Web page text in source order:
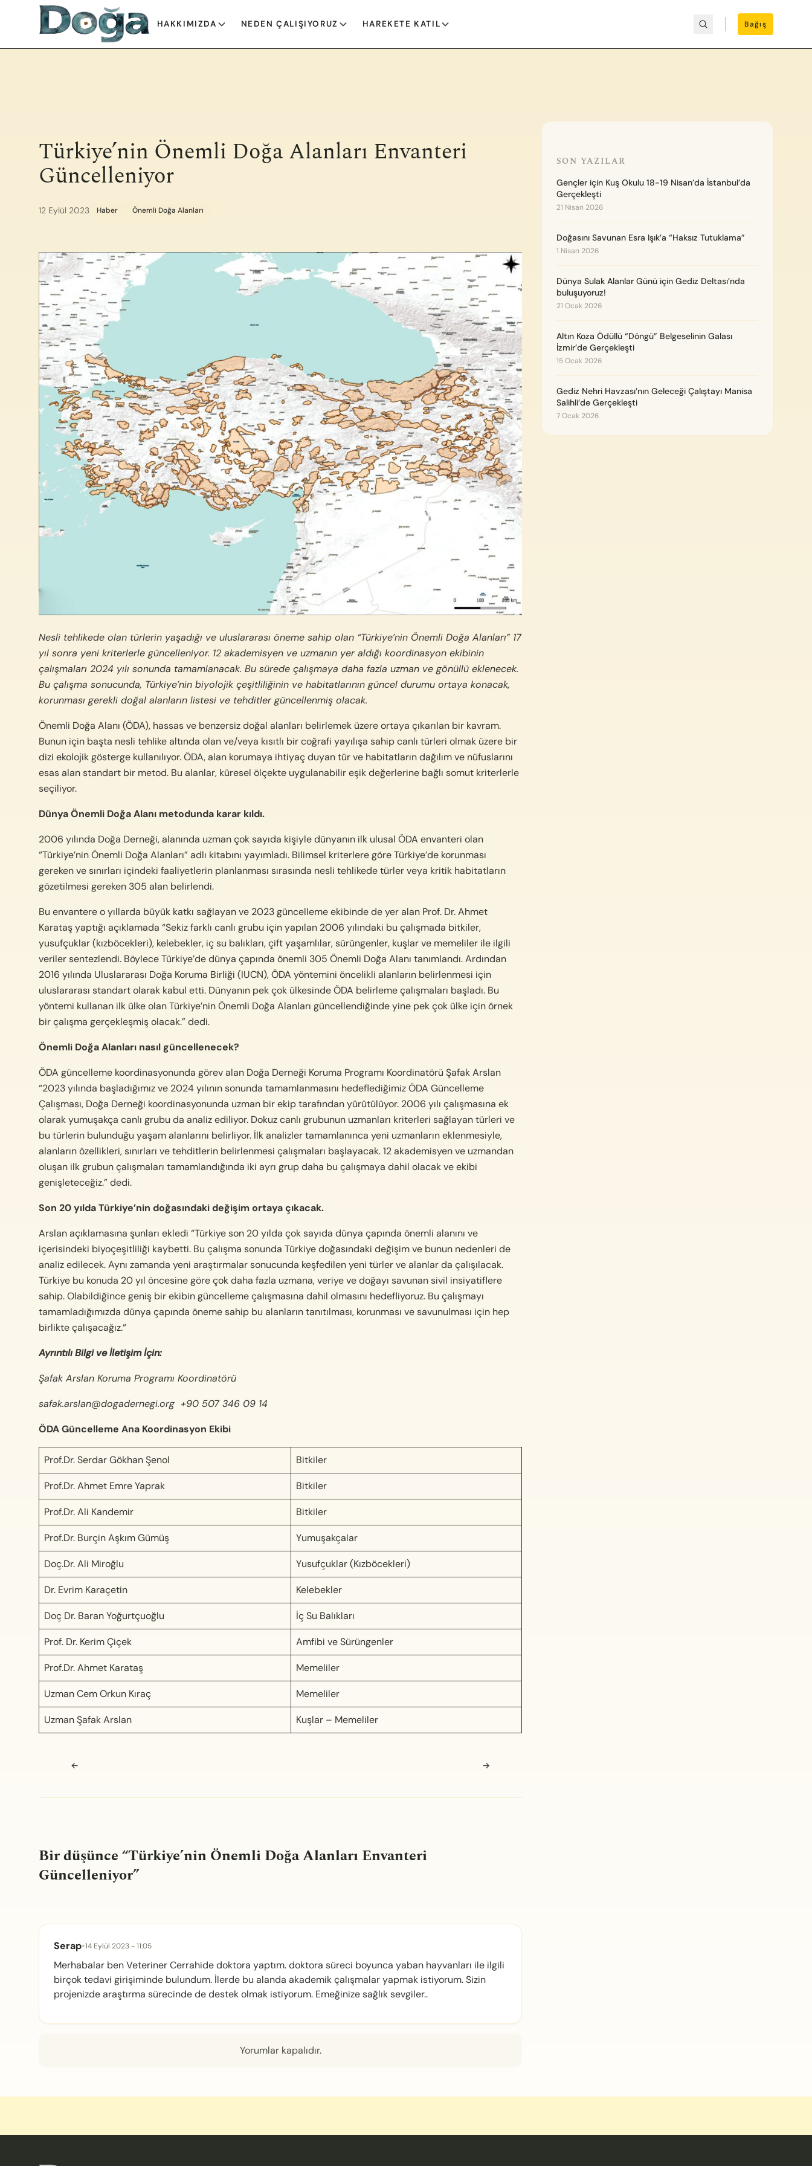
İçeriğe geç
HAKKIMIZDA NEDEN ÇALIŞIYORUZ HAREKETE KATIL Bağış
Türkiye’nin Önemli Doğa Alanları Envanteri
Güncelleniyor
12 Eylül 2023 Haber Önemli Doğa Alanları
Nesli tehlikede olan türlerin yaşadığı ve uluslararası öneme sahip olan “Türkiye’nin Önemli Doğa Alanları” 17
yıl sonra yeni kriterlerle güncelleniyor. 12 akademisyen ve uzmanın yer aldığı koordinasyon ekibinin
çalışmaları 2024 yılı sonunda tamamlanacak. Bu sürede çalışmaya daha fazla uzman ve gönüllü eklenecek.
Bu çalışma sonucunda, Türkiye’nin biyolojik çeşitliliğinin ve habitatlarının güncel durumu ortaya konacak,
korunması gerekli doğal alanların listesi ve tehditler güncellenmiş olacak.
Önemli Doğa Alanı (ÖDA), hassas ve benzersiz doğal alanları belirlemek üzere ortaya çıkarılan bir kavram.
Bunun için başta nesli tehlike altında olan ve/veya kısıtlı bir coğrafi yayılışa sahip canlı türleri olmak üzere bir
dizi ekolojik gösterge kullanılıyor. ÖDA, alan korumaya ihtiyaç duyan tür ve habitatların dağılım ve nüfuslarını
esas alan standart bir metod. Bu alanlar, küresel ölçekte uygulanabilir eşik değerlerine bağlı somut kriterlerle
seçiliyor.
Dünya Önemli Doğa Alanı metodunda karar kıldı.
2006 yılında Doğa Derneği, alanında uzman çok sayıda kişiyle dünyanın ilk ulusal ÖDA envanteri olan
“Türkiye’nin Önemli Doğa Alanları” adlı kitabını yayımladı. Bilimsel kriterlere göre Türkiye’de korunması
gereken ve sınırları içindeki faaliyetlerin planlanması sırasında nesli tehlikede türler veya kritik habitatların
gözetilmesi gereken 305 alan belirlendi.
Bu envantere o yıllarda büyük katkı sağlayan ve 2023 güncelleme ekibinde de yer alan Prof. Dr. Ahmet
Karataş yaptığı açıklamada “Sekiz farklı canlı grubu için yapılan 2006 yılındaki bu çalışmada bitkiler,
yusufçuklar (kızböcekleri), kelebekler, iç su balıkları, çift yaşamlılar, sürüngenler, kuşlar ve memeliler ile ilgili
veriler sentezlendi. Böylece Türkiye’de dünya çapında önemli 305 Önemli Doğa Alanı tanımlandı. Ardından
2016 yılında Uluslararası Doğa Koruma Birliği (IUCN), ÖDA yöntemini öncelikli alanların belirlenmesi için
uluslararası standart olarak kabul etti. Dünyanın pek çok ülkesinde ÖDA belirleme çalışmaları başladı. Bu
yöntemi kullanan ilk ülke olan Türkiye’nin Önemli Doğa Alanları güncellendiğinde yine pek çok ülke için örnek
bir çalışma gerçekleşmiş olacak.” dedi.
Önemli Doğa Alanları nasıl güncellenecek?
ÖDA güncelleme koordinasyonunda görev alan Doğa Derneği Koruma Programı Koordinatörü Şafak Arslan
“2023 yılında başladığımız ve 2024 yılının sonunda tamamlanmasını hedeflediğimiz ÖDA Güncelleme
Çalışması, Doğa Derneği koordinasyonunda uzman bir ekip tarafından yürütülüyor. 2006 yılı çalışmasına ek
olarak yumuşakça canlı grubu da analiz ediliyor. Dokuz canlı grubunun uzmanları kriterleri sağlayan türleri ve
bu türlerin bulunduğu yaşam alanlarını belirliyor. İlk analizler tamamlanınca yeni uzmanların eklenmesiyle,
alanların özellikleri, sınırları ve tehditlerin belirlenmesi çalışmaları başlayacak. 12 akademisyen ve uzmandan
oluşan ilk grubun çalışmaları tamamlandığında iki ayrı grup daha bu çalışmaya dahil olacak ve ekibi
genişleteceğiz.” dedi.
Son 20 yılda Türkiye’nin doğasındaki değişim ortaya çıkacak.
Arslan açıklamasına şunları ekledi “Türkiye son 20 yılda çok sayıda dünya çapında önemli alanını ve
içerisindeki biyoçeşitliliği kaybetti. Bu çalışma sonunda Türkiye doğasındaki değişim ve bunun nedenleri de
analiz edilecek. Aynı zamanda yeni araştırmalar sonucunda keşfedilen yeni türler ve alanlar da çalışılacak.
Türkiye bu konuda 20 yıl öncesine göre çok daha fazla uzmana, veriye ve doğayı savunan sivil insiyatiflere
sahip. Olabildiğince geniş bir ekibin güncelleme çalışmasına dahil olmasını hedefliyoruz. Bu çalışmayı
tamamladığımızda dünya çapında öneme sahip bu alanların tanıtılması, korunması ve savunulması için hep
birlikte çalışacağız.“
Ayrıntılı Bilgi ve İletişim İçin:
Şafak Arslan Koruma Programı Koordinatörü
safak.arslan@dogadernegi.org +90 507 346 09 14
ÖDA Güncelleme Ana Koordinasyon Ekibi
Prof.Dr. Serdar Gökhan Şenol Bitkiler
Prof.Dr. Ahmet Emre Yaprak Bitkiler
Prof.Dr. Ali Kandemir Bitkiler
Prof.Dr. Burçin Aşkım Gümüş Yumuşakçalar
Doç.Dr. Ali Miroğlu Yusufçuklar (Kızböcekleri)
Dr. Evrim Karaçetin Kelebekler
Doç Dr. Baran Yoğurtçuoğlu İç Su Balıkları
Prof. Dr. Kerim Çiçek Amfibi ve Sürüngenler
Prof.Dr. Ahmet Karataş Memeliler
Uzman Cem Orkun Kıraç Memeliler
Uzman Şafak Arslan Kuşlar – Memeliler
Navigasyon sonrası
← →
Bir düşünce “Türkiye’nin Önemli Doğa Alanları Envanteri
Güncelleniyor”
Serap•14 Eylül 2023 - 11:05
Merhabalar ben Veteriner Cerrahide doktora yaptım. doktora süreci boyunca yaban hayvanları ile ilgili
birçok tedavi girişiminde bulundum. İlerde bu alanda akademik çalışmalar yapmak istiyorum. Sizin
projenizde araştırma sürecinde de destek olmak istiyorum. Emeğinize sağlık sevgiler..
Yorumlar kapalıdır.
SON YAZILAR
Gençler için Kuş Okulu 18-19 Nisan’da İstanbul’da
Gerçekleşti
21 Nisan 2026
Doğasını Savunan Esra Işık’a “Haksız Tutuklama”
1 Nisan 2026
Dünya Sulak Alanlar Günü için Gediz Deltası’nda
buluşuyoruz!
21 Ocak 2026
Altın Koza Ödüllü “Döngü” Belgeselinin Galası
İzmir’de Gerçekleşti
15 Ocak 2026
Gediz Nehri Havzası’nın Geleceği Çalıştayı Manisa
Salihli’de Gerçekleşti
7 Ocak 2026